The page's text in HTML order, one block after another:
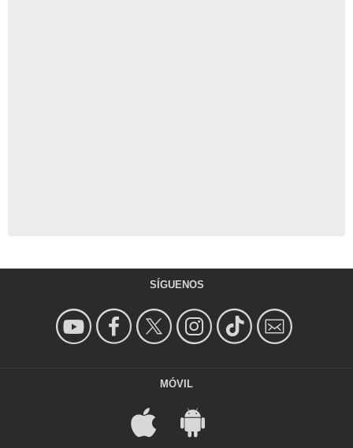
SÍGUENOS
MÓVIL